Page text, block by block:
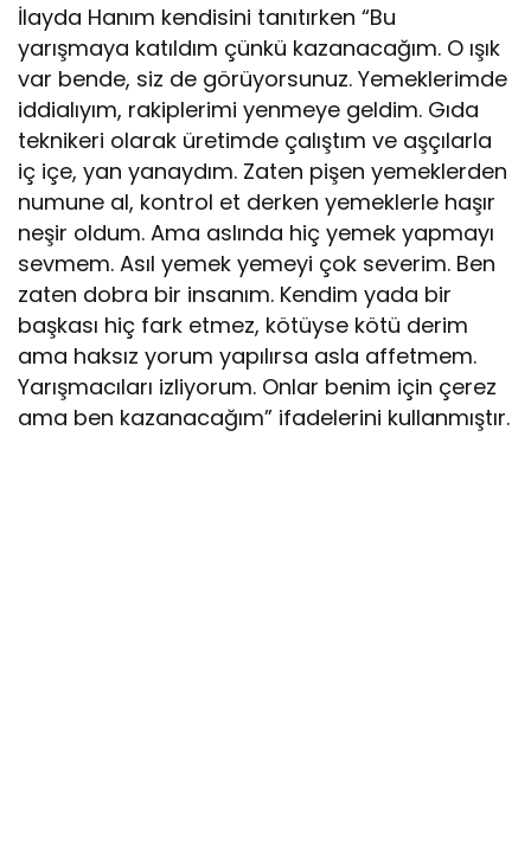
İlayda Hanım kendisini tanıtırken “Bu
yarışmaya katıldım çünkü kazanacağım. O ışık
var bende, siz de görüyorsunuz. Yemeklerimde
iddialıyım, rakiplerimi yenmeye geldim. Gıda
teknikeri olarak üretimde çalıştım ve aşçılarla
iç içe, yan yanaydım. Zaten pişen yemeklerden
numune al, kontrol et derken yemeklerle haşır
neşir oldum. Ama aslında hiç yemek yapmayı
sevmem. Asıl yemek yemeyi çok severim. Ben
zaten dobra bir insanım. Kendim yada bir
başkası hiç fark etmez, kötüyse kötü derim
ama haksız yorum yapılırsa asla affetmem.
Yarışmacıları izliyorum. Onlar benim için çerez
ama ben kazanacağım” ifadelerini kullanmıştır.